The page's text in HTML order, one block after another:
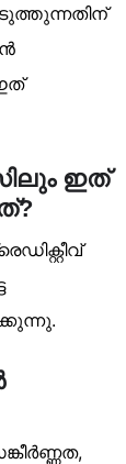
ഇത്